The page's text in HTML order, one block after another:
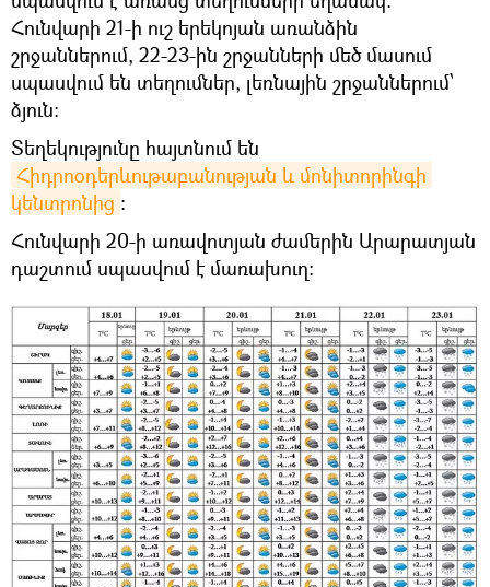
Հունվարի 21-ի ուշ երեկոյան առանձին
շրջաններում, 22-23-ին շրջանների մեծ մասում
սպասվում են տեղումներ, լեռնային շրջաններում՝
ձյուն։
Տեղեկությունը հայտնում են
Հիդրոօդերևութաբանության և մոնիտորինգի
կենտրոնից ։
Հունվարի 20-ի առավոտյան ժամերին Արարատյան
դաշտում սպասվում է մառախուղ։